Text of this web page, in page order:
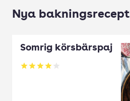
Nya bakningsrecept
Somrig körsbärspaj
Betyg: 4 av 5